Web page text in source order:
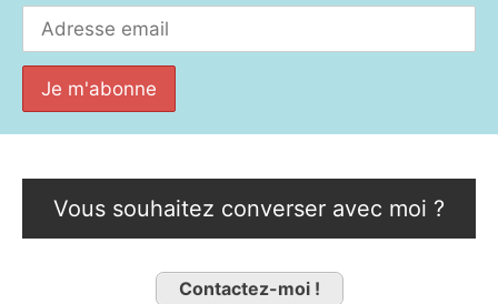
Vous souhaitez converser avec moi ?
Contactez-moi !